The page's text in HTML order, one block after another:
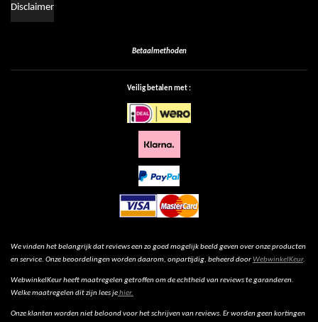
Disclaimer
Betaalmethoden
Veilig betalen met :
We vinden het belangrijk dat reviews een zo goed mogelijk beeld geven over onze producten
en service. Onze beoordelingen worden daarom, onpartijdig, beheerd doorWebwinkelKeur.
WebwinkelKeur heeft maatregelen getroffen om de echtheid van reviews te garanderen.
Welke maatregelen dit zijn lees jehier.
Onze klanten worden niet beloond voor het schrijven van reviews. Er worden geen kortingen